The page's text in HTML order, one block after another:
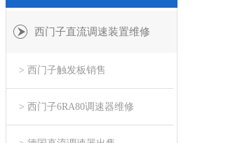
西门子直流调速装置维修
> 西门子触发板销售
> 西门子6RA80调速器维修